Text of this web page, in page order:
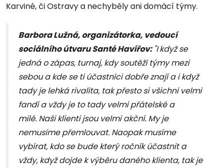
Karviné, či Ostravy a nechyběly ani domácí týmy.
Barbora Lužná, organizátorka, vedoucí
sociálního útvaru Santé Havířov: "Ikdyž se
jedná o zápas, turnaj, kdy soutěží týmy mezi
sebou a kde se ti účastníci dobře znají a i když
tady je lehká rivalita, tak přesto si všichni velmi
fandí a vždy je to tady velmi přátelské a
milé. Naši klienti jsou velmi akční. My je
nemusíme přemlouvat. Naopak musíme
vybírat, kdo se bude který ročník účastnit a
vždy, když dojde k výběru daného klienta, tak je